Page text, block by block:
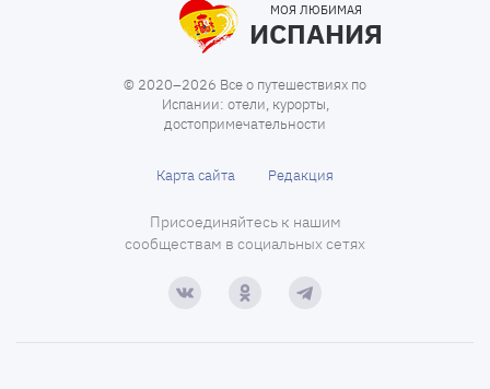
МОЯ ЛЮБИМАЯ
ИСПАНИЯ
© 2020–2026 Все о путешествиях по
Испании: отели, курорты,
достопримечательности
Карта сайта Редакция
Присоединяйтесь к нашим
сообществам в социальных сетях